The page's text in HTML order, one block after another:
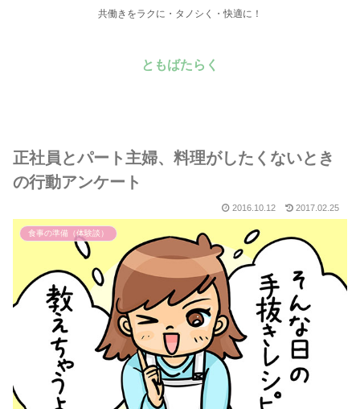
共働きをラクに・タノシく・快適に！
ともばたらく
正社員とパート主婦、料理がしたくないとき
の行動アンケート
2016.10.12 2017.02.25
食事の準備（体験談）